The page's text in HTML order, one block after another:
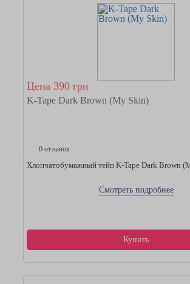
Цена 390 грн
K-Tape Dark Brown (My Skin)
0 отзывов
Хлопчатобумажный тейп K-Tape Dark Brown
Смотреть подробнее
Купить